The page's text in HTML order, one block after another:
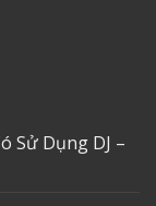
Sử Dụng DJ –